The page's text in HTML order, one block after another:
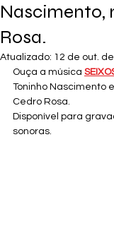
Nascimento,
Rosa.
Atualizado: 12 de out.
Ouça a música
Toninho Nascimento
Cedro Rosa.
Disponível para
sonoras.